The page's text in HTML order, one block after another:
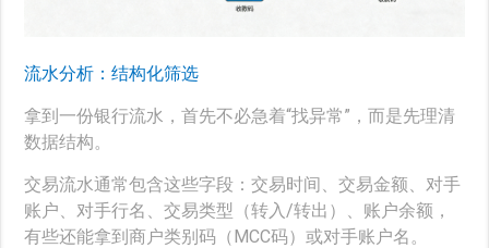
流水分析：结构化筛选
拿到一份银行流水，首先不必急着“找异常”，而是先理清
数据结构。
交易流水通常包含这些字段：交易时间、交易金额、对手
账户、对手行名、交易类型（转入/转出）、账户余额，
有些还能拿到商户类别码（MCC码）或对手账户名 。